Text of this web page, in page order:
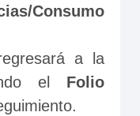
Consumo
a la
el Folio